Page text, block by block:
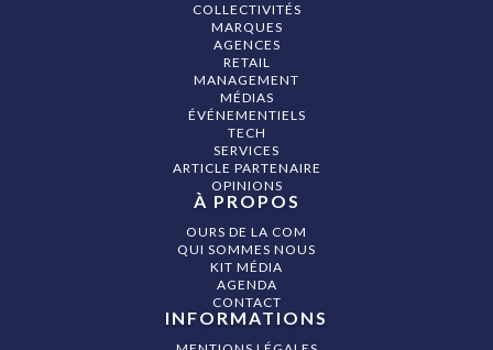
COLLECTIVITÉS
MARQUES
AGENCES
RETAIL
MANAGEMENT
MÉDIAS
ÉVÉNEMENTIELS
TECH
SERVICES
ARTICLE PARTENAIRE
OPINIONS
À PROPOS
OURS DE LA COM
QUI SOMMES NOUS
KIT MÉDIA
AGENDA
CONTACT
INFORMATIONS